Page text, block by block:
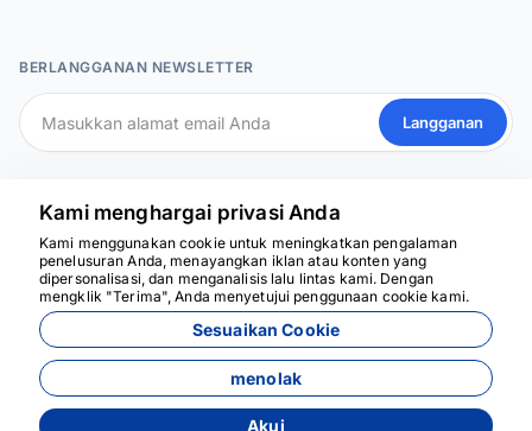
BERLANGGANAN NEWSLETTER
Langganan
Kami menghargai privasi Anda
Kami menggunakan cookie untuk meningkatkan pengalaman
penelusuran Anda, menayangkan iklan atau konten yang
dipersonalisasi, dan menganalisis lalu lintas kami. Dengan
mengklik "Terima", Anda menyetujui penggunaan cookie kami.
Sesuaikan Cookie
menolak
Akui
Kami siap membantu